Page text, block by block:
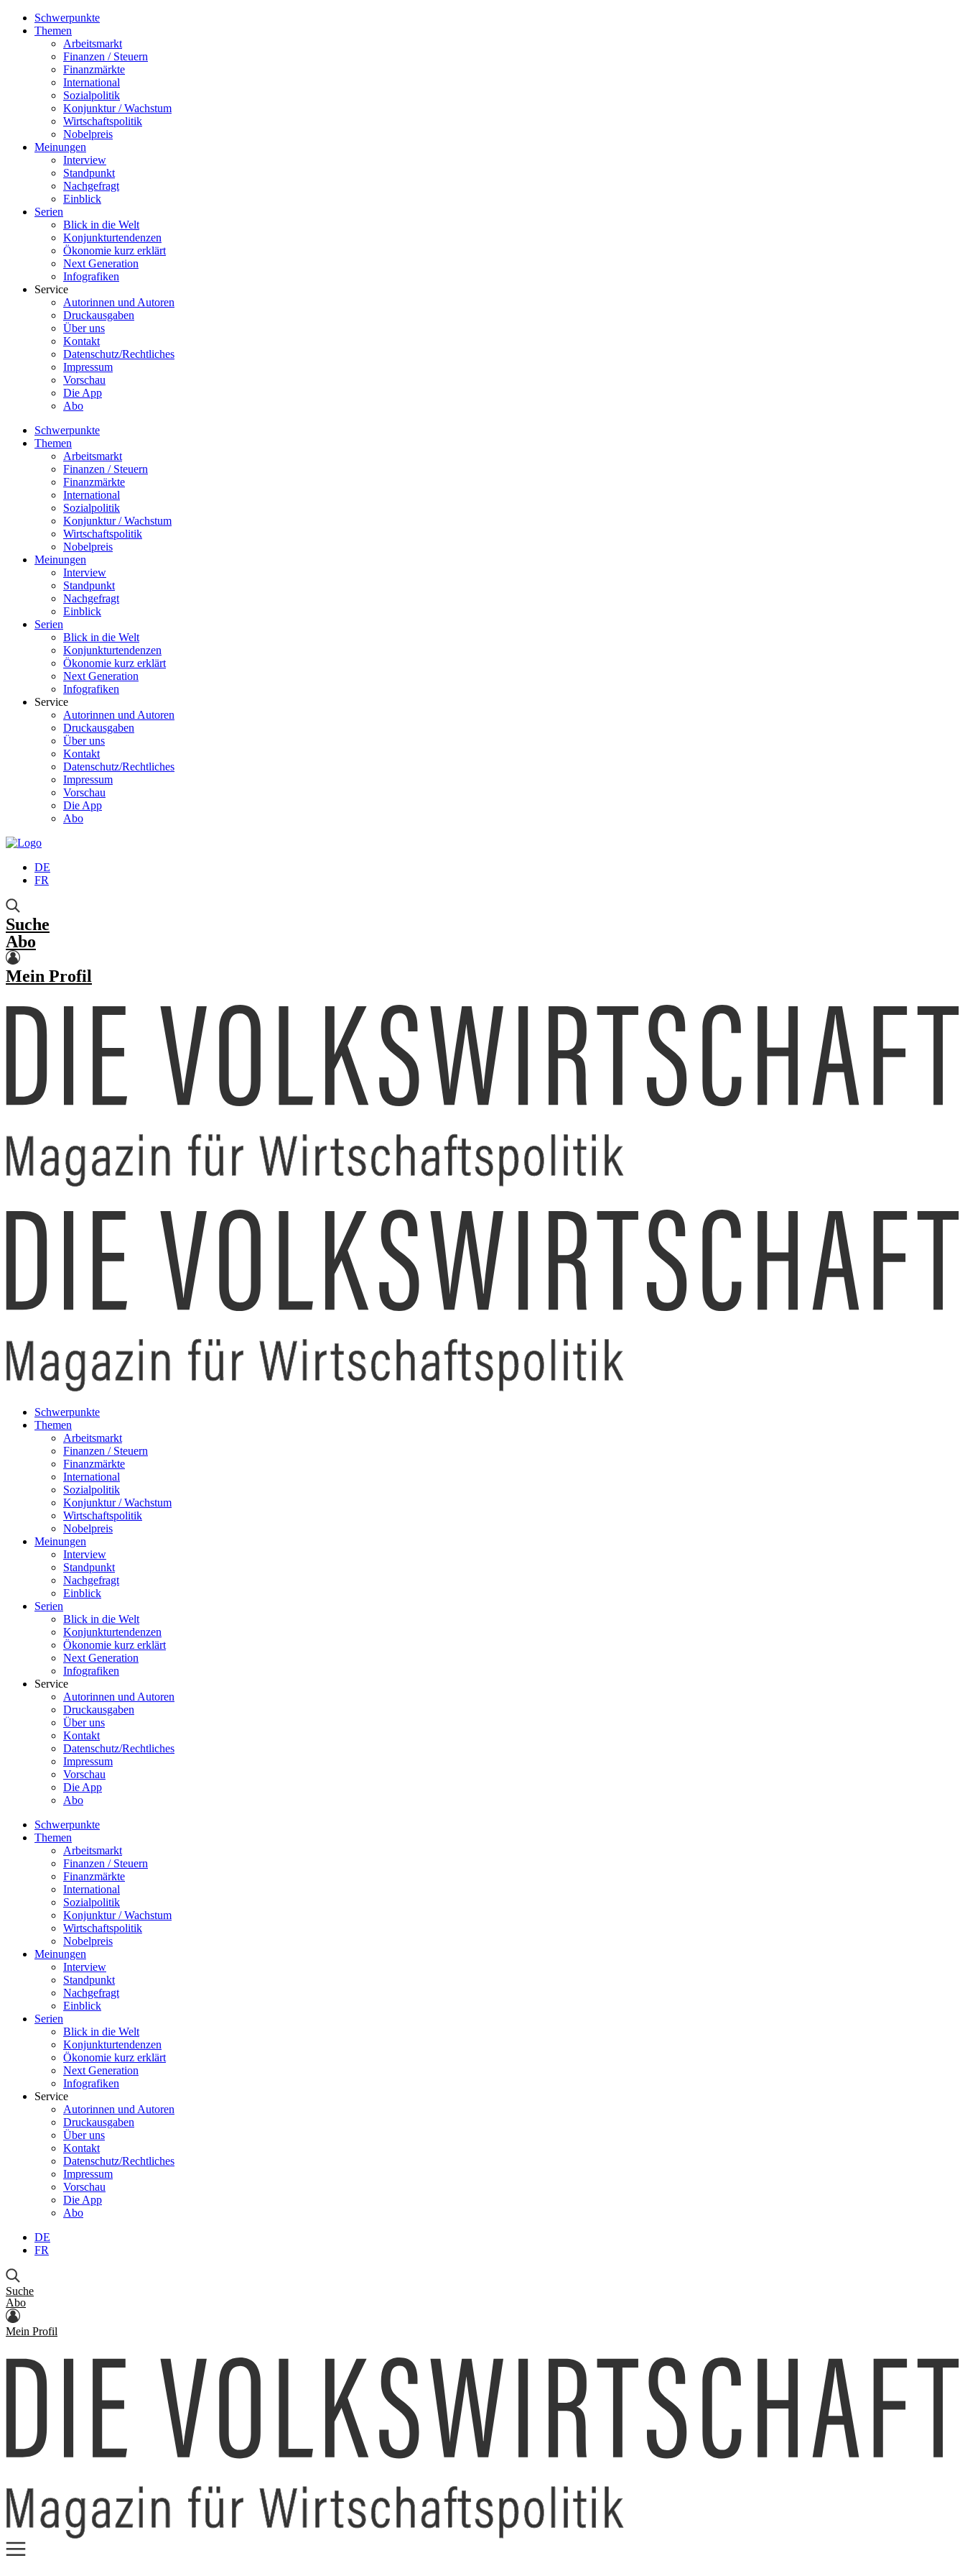
Schwerpunkte
Themen
Arbeitsmarkt
Finanzen / Steuern
Finanzmärkte
International
Sozialpolitik
Konjunktur / Wachstum
Wirtschaftspolitik
Nobelpreis
Meinungen
Interview
Standpunkt
Nachgefragt
Einblick
Serien
Blick in die Welt
Konjunkturtendenzen
Ökonomie kurz erklärt
Next Generation
Infografiken
Service
Autorinnen und Autoren
Druckausgaben
Über uns
Kontakt
Datenschutz/Rechtliches
Impressum
Vorschau
Die App
Abo
Schwerpunkte
Themen
Arbeitsmarkt
Finanzen / Steuern
Finanzmärkte
International
Sozialpolitik
Konjunktur / Wachstum
Wirtschaftspolitik
Nobelpreis
Meinungen
Interview
Standpunkt
Nachgefragt
Einblick
Serien
Blick in die Welt
Konjunkturtendenzen
Ökonomie kurz erklärt
Next Generation
Infografiken
Service
Autorinnen und Autoren
Druckausgaben
Über uns
Kontakt
Datenschutz/Rechtliches
Impressum
Vorschau
Die App
Abo
DE
FR
Suche
Abo
Mein Profil
Schwerpunkte
Themen
Arbeitsmarkt
Finanzen / Steuern
Finanzmärkte
International
Sozialpolitik
Konjunktur / Wachstum
Wirtschaftspolitik
Nobelpreis
Meinungen
Interview
Standpunkt
Nachgefragt
Einblick
Serien
Blick in die Welt
Konjunkturtendenzen
Ökonomie kurz erklärt
Next Generation
Infografiken
Service
Autorinnen und Autoren
Druckausgaben
Über uns
Kontakt
Datenschutz/Rechtliches
Impressum
Vorschau
Die App
Abo
Schwerpunkte
Themen
Arbeitsmarkt
Finanzen / Steuern
Finanzmärkte
International
Sozialpolitik
Konjunktur / Wachstum
Wirtschaftspolitik
Nobelpreis
Meinungen
Interview
Standpunkt
Nachgefragt
Einblick
Serien
Blick in die Welt
Konjunkturtendenzen
Ökonomie kurz erklärt
Next Generation
Infografiken
Service
Autorinnen und Autoren
Druckausgaben
Über uns
Kontakt
Datenschutz/Rechtliches
Impressum
Vorschau
Die App
Abo
DE
FR
Suche
Abo
Mein Profil